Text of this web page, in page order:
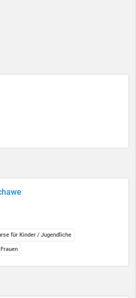
für Kinder / Jugendliche